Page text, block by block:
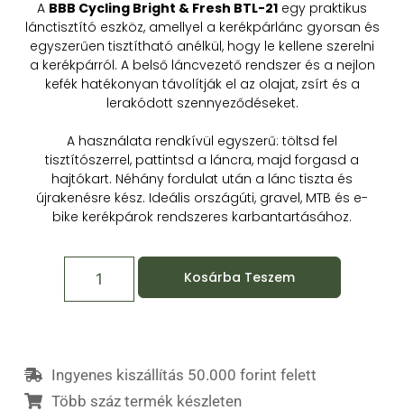
A BBB Cycling Bright & Fresh BTL-21 egy praktikus
lánctisztító eszköz, amellyel a kerékpárlánc gyorsan és
egyszerűen tisztítható anélkül, hogy le kellene szerelni
a kerékpárról. A belső láncvezető rendszer és a nejlon
kefék hatékonyan távolítják el az olajat, zsírt és a
lerakódott szennyeződéseket.
A használata rendkívül egyszerű: töltsd fel
tisztítószerrel, pattintsd a láncra, majd forgasd a
hajtókart. Néhány fordulat után a lánc tiszta és
újrakenésre kész. Ideális országúti, gravel, MTB és e-
bike kerékpárok rendszeres karbantartásához.
Kosárba Teszem
Ingyenes kiszállítás 50.000 forint felett
Több száz termék készleten